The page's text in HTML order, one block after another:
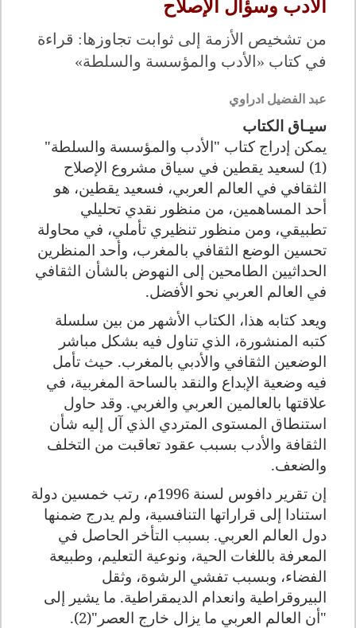
الأدب وسؤال الإصلاح
من تشخيص الأزمة إلى ثوابت تجاوزها: قراءة
في كتاب «الأدب والمؤسسة والسلطة»
عبد الفضيل ادراوي
سيـاق الكتاب
يمكن إدراج كتاب "الأدب والمؤسسة والسلطة"
(1) لسعيد يقطين في سياق مشروع الإصلاح
الثقافي في العالم العربي، فسعيد يقطين، هو
أحد المساهمين، من منظور نقدي تحليلي
تطبيقي، ومن منظور تنظيري تأملي، في محاولة
تحسين الوضع الثقافي بالمغرب، وأحد المنظرين
الحداثيين الطامحين إلى النهوض بالشأن الثقافي
في العالم العربي نحو الأفضل.
ويعد كتابه هذا، الكتاب الأشهر من بين سلسلة
كتبه المنشورة، الذي تناول فيه بشكل مباشر
الوضعين الثقافي والأدبي بالمغرب. حيث تأمل
فيه وضعية الإبداع والنقد بالساحة المغربية، في
علاقتها بالعالمين العربي والغربي. وقد حاول
استنطاق المستوى المتردي الذي آل إليه شأن
الثقافة والأدب بسبب عقود تعاقبت من التخلف
والضعف.
إن تقرير دافوس لسنة 1996م، رتب خمسين دولة
استنادا إلى قراراتها التنافسية، ولم يدرج ضمنها
دول العالم العربي. بسبب التأخر الحاصل في
المعرفة باللغات الحية، ونوعية التعليم، وطبيعة
الفضاء، وبسبب تفشي الرشوة، وثقل
البيروقراطية وانعدام الديمقراطية. ما يشير إلى
"أن العالم العربي ما يزال خارج العصر"(2).